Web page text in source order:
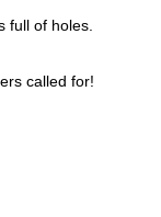
full of holes.
called for!